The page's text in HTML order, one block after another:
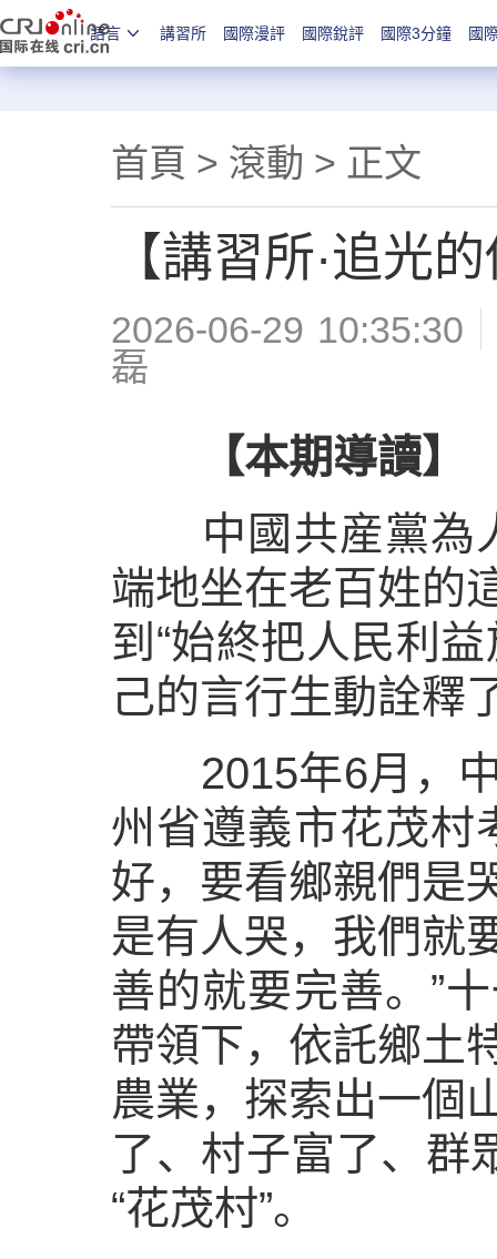
語言 講習所 國際漫評 國際銳評 國際3分鐘 國
首頁 > 滾動 > 正文
【講習所·追光
2026-06-29 10:35:30
磊
【本期導讀】
中國共産黨為人
端地坐在老百姓的
到“始終把人民利
己的言行生動詮釋
2015年6月，中
州省遵義市花茂村
好，要看鄉親們是
是有人哭，我們就
善的就要完善。”
帶領下，依託鄉土
農業，探索出一個
了、村子富了、群
“花茂村”。